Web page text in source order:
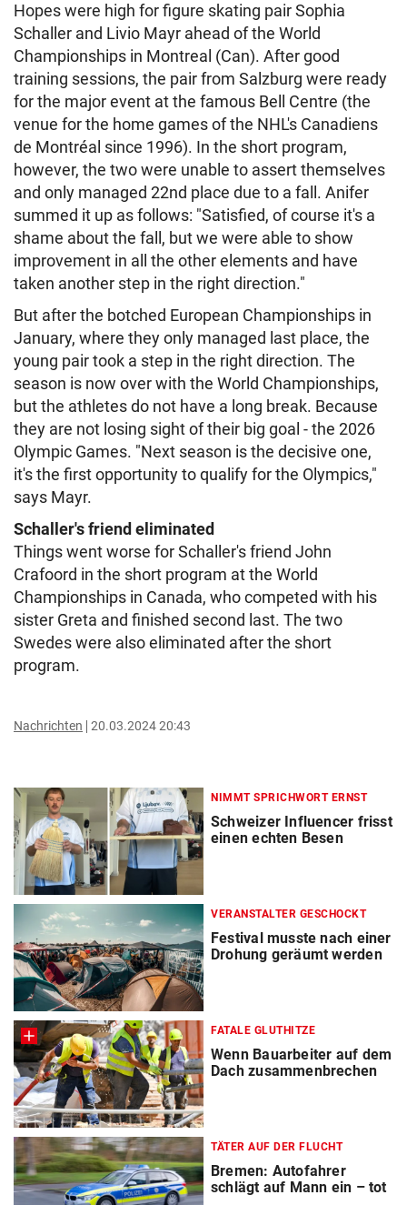
Hopes were high for figure skating pair Sophia
Schaller and Livio Mayr ahead of the World
Championships in Montreal (Can). After good
training sessions, the pair from Salzburg were ready
for the major event at the famous Bell Centre (the
venue for the home games of the NHL's Canadiens
de Montréal since 1996). In the short program,
however, the two were unable to assert themselves
and only managed 22nd place due to a fall. Anifer
summed it up as follows: "Satisfied, of course it's a
shame about the fall, but we were able to show
improvement in all the other elements and have
taken another step in the right direction."
But after the botched European Championships in
January, where they only managed last place, the
young pair took a step in the right direction. The
season is now over with the World Championships,
but the athletes do not have a long break. Because
they are not losing sight of their big goal - the 2026
Olympic Games. "Next season is the decisive one,
it's the first opportunity to qualify for the Olympics,"
says Mayr.
Schaller's friend eliminated
Things went worse for Schaller's friend John
Crafoord in the short program at the World
Championships in Canada, who competed with his
sister Greta and finished second last. The two
Swedes were also eliminated after the short
program.
Nachrichten 20.03.2024 20:43
NIMMT SPRICHWORT ERNST
Schweizer Influencer frisst
einen echten Besen
VERANSTALTER GESCHOCKT
Festival musste nach einer
Drohung geräumt werden
FATALE GLUTHITZE
Wenn Bauarbeiter auf dem
Dach zusammenbrechen
TÄTER AUF DER FLUCHT
Bremen: Autofahrer
schlägt auf Mann ein – tot